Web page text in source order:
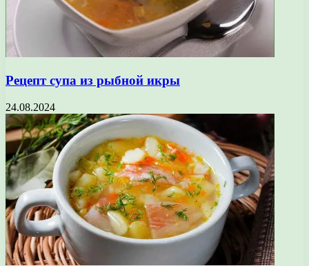
Рецепт супа из рыбной икры
24.08.2024